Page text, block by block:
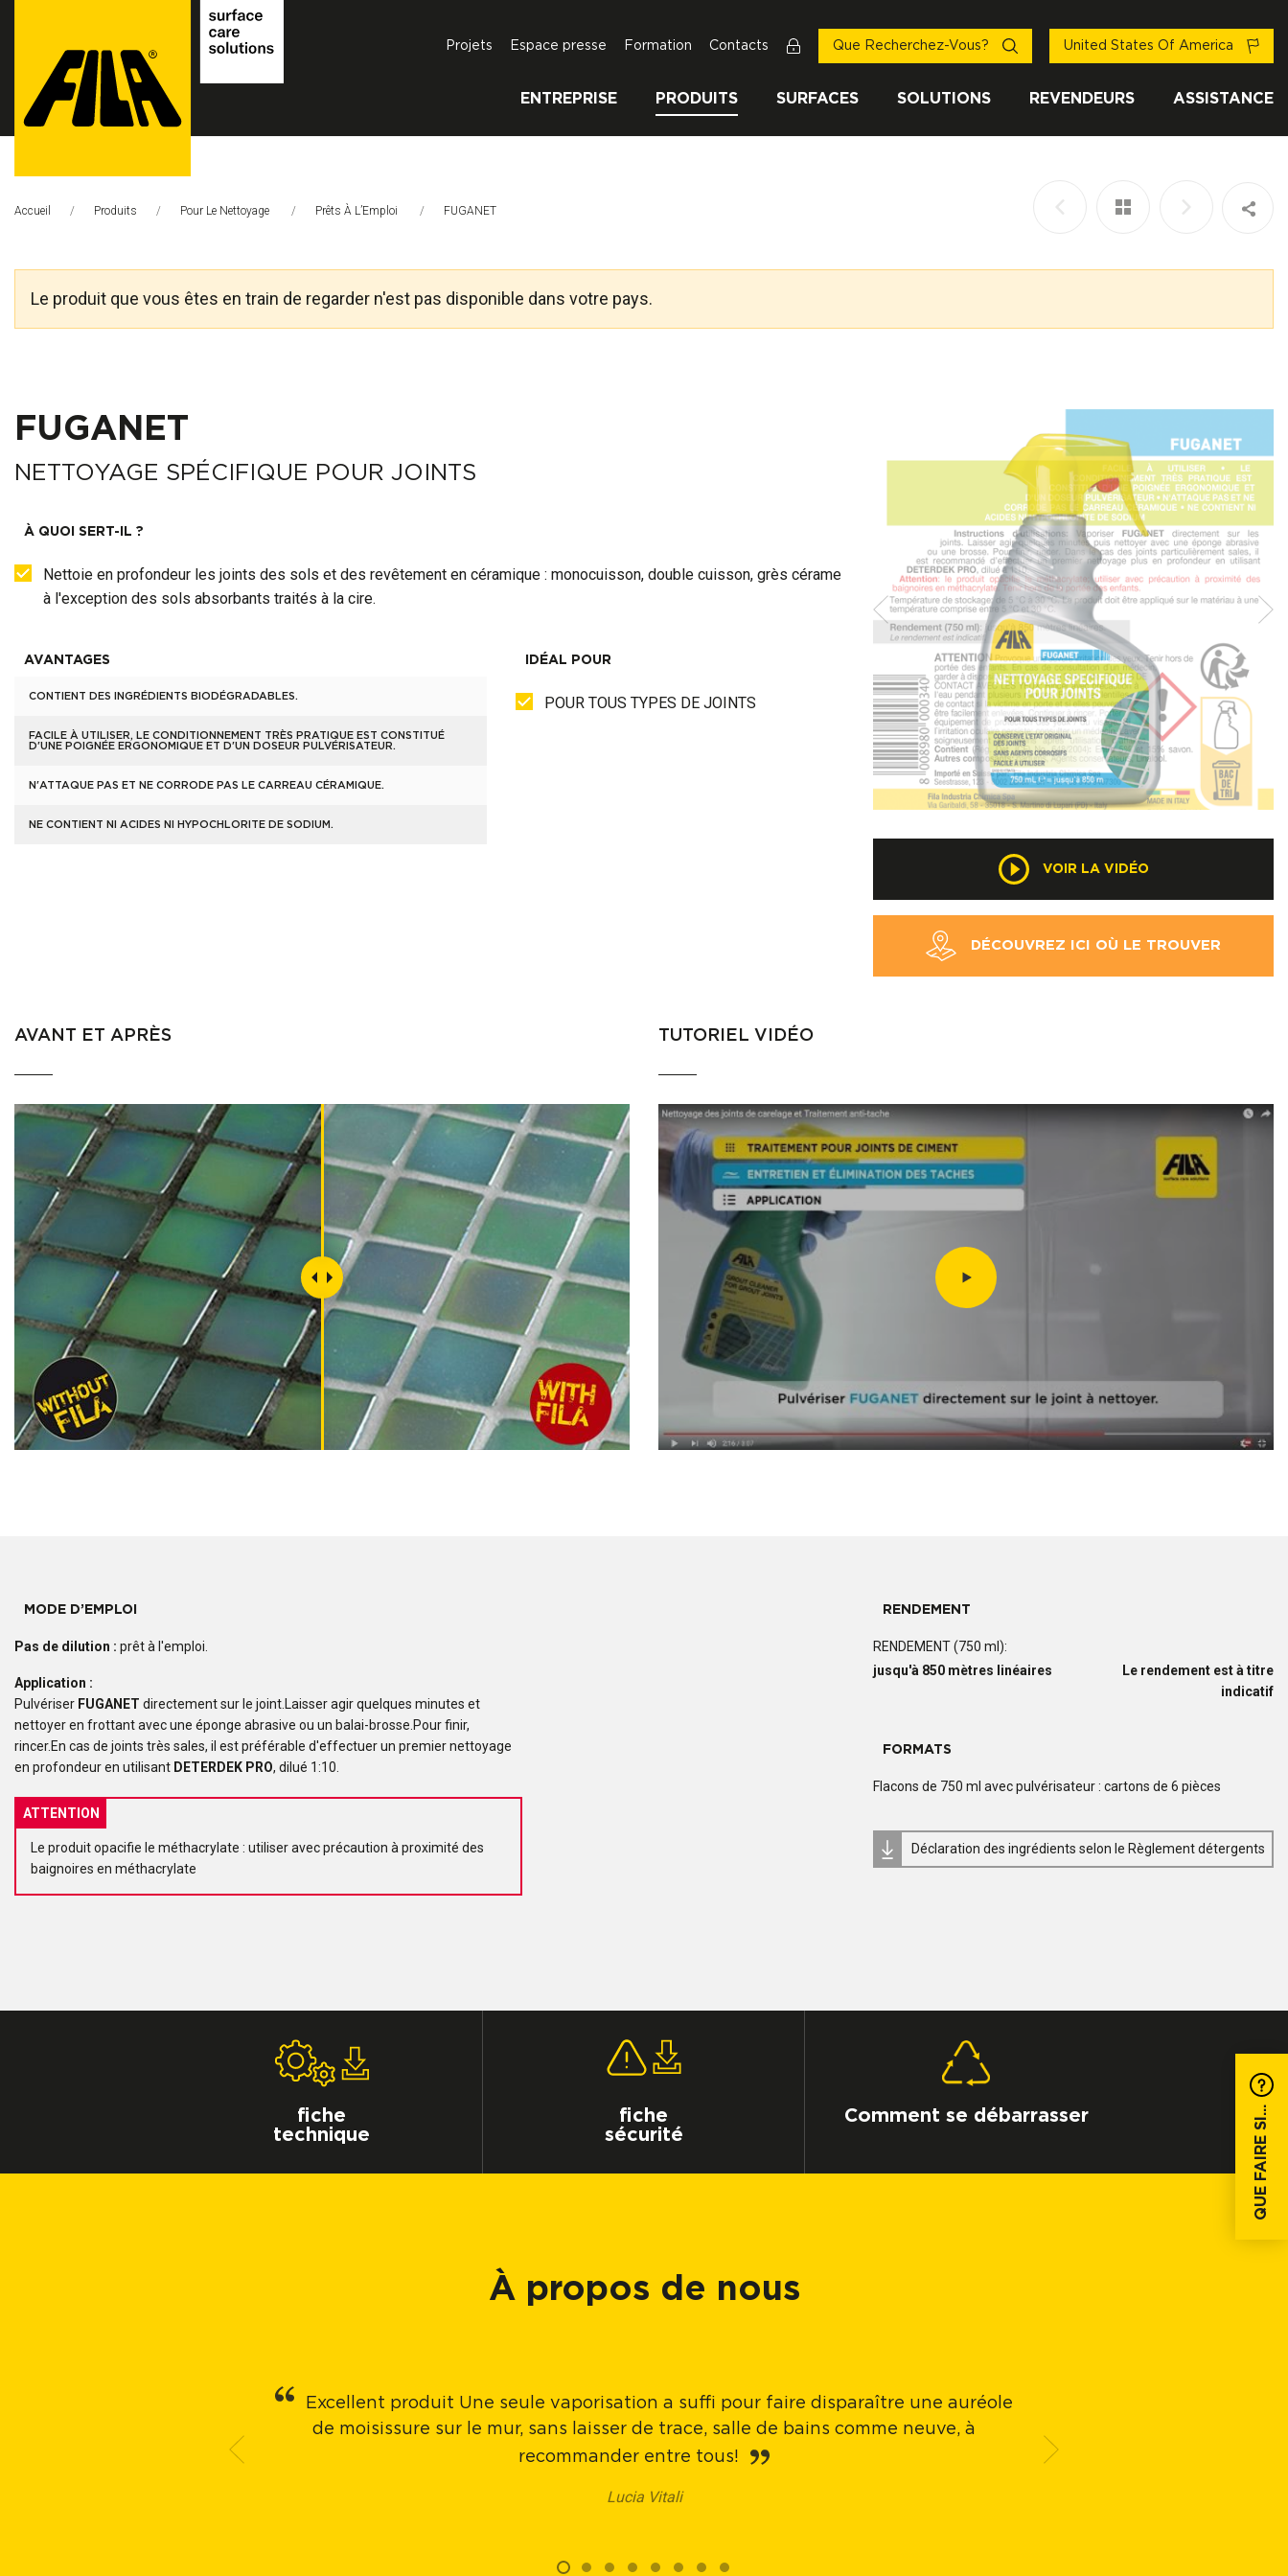
Solutions
ENTREPRISE PRODUITS SURFACES SOLUTIONS REVENDEURS ASSISTANCE
Projets Espace presse Formation Contacts Que Recherchez-Vous? United States Of America
QUE FAIRE SI...
Accueil Produits Pour Le Nettoyage Prêts À L’Emploi Page Actuelle:
FUGANET
Le produit que vous êtes en train de regarder n'est pas disponible dans votre pays.
VOIR LA VIDÉO
DÉCOUVREZ ICI OÙ LE TROUVER
FUGANET
NETTOYAGE SPÉCIFIQUE POUR JOINTS
À QUOI SERT-IL ?
Nettoie en profondeur les joints des sols et des revêtement en céramique : monocuisson, double cuisson, grès cérame
à l'exception des sols absorbants traités à la cire.
AVANTAGES
CONTIENT DES INGRÉDIENTS BIODÉGRADABLES.
FACILE À UTILISER, LE CONDITIONNEMENT TRÈS PRATIQUE EST CONSTITUÉ
D'UNE POIGNÉE ERGONOMIQUE ET D'UN DOSEUR PULVÉRISATEUR.
N'ATTAQUE PAS ET NE CORRODE PAS LE CARREAU CÉRAMIQUE.
NE CONTIENT NI ACIDES NI HYPOCHLORITE DE SODIUM.
IDÉAL POUR
POUR TOUS TYPES DE JOINTS
AVANT ET APRÈS TUTORIEL VIDÉO
MODE D’EMPLOI
Pas de dilution : prêt à l'emploi.
Application :
Pulvériser FUGANET directement sur le joint.Laisser agir quelques minutes et
nettoyer en frottant avec une éponge abrasive ou un balai-brosse.Pour finir,
rincer.En cas de joints très sales, il est préférable d'effectuer un premier nettoyage
en profondeur en utilisant DETERDEK PRO, dilué 1:10.
ATTENTION
Le produit opacifie le méthacrylate : utiliser avec précaution à proximité des
baignoires en méthacrylate
RENDEMENT
RENDEMENT (750 ml):
jusqu'à 850 mètres linéaires
Le rendement est à titre
indicatif
FORMATS
Flacons de 750 ml avec pulvérisateur : cartons de 6 pièces
Déclaration des ingrédients selon le Règlement détergents
fiche
technique
fiche
sécurité
Comment se débarrasser
À propos de nous
Excellent produit Une seule vaporisation a suffi pour faire disparaître une auréole
de moisissure sur le mur, sans laisser de trace, salle de bains comme neuve, à
recommander entre tous!
Lucia Vitali